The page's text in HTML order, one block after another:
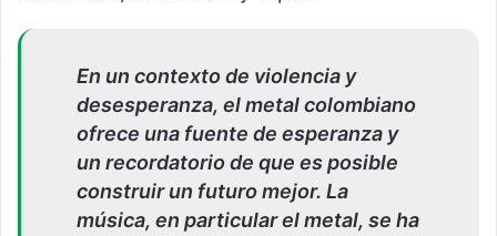
En un contexto de violencia y
desesperanza, el metal colombiano
ofrece una fuente de esperanza y
un recordatorio de que es posible
construir un futuro mejor. La
música, en particular el metal, se ha